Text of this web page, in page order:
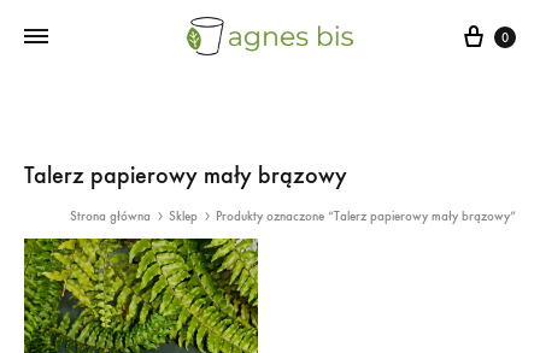
Cart
0
Talerz papierowy mały brązowy
Strona główna Sklep Produkty oznaczone “Talerz papierowy mały brązowy”